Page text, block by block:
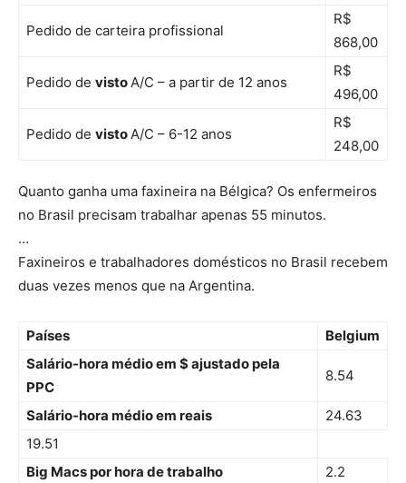
Pedido de carteira profissional
R$
868,00
Pedido de vistoA/C – a partir de 12 anos
R$
496,00
Pedido de vistoA/C – 6-12 anos
R$
248,00
Quanto ganha uma faxineira na Bélgica? Os enfermeiros
no Brasil precisam trabalhar apenas 55 minutos.
…
Faxineiros e trabalhadores domésticos no Brasil recebem
duas vezes menos que na Argentina.
Países
Belgium
Salário-hora médio em $ ajustado pela
PPC
8.54
Salário-hora médio em reais
24.63
19.51
Big Macs por hora de trabalho
2.2